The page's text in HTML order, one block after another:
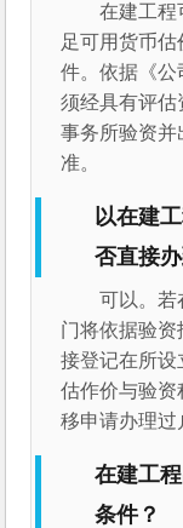
在建工程
足可用货币
件。依据《公
须经具有评估
事务所验资
准。
以在建
否直接
可以。若
门将依据验
接登记在所
估作价与验
移申请办理过
在建工
条件？